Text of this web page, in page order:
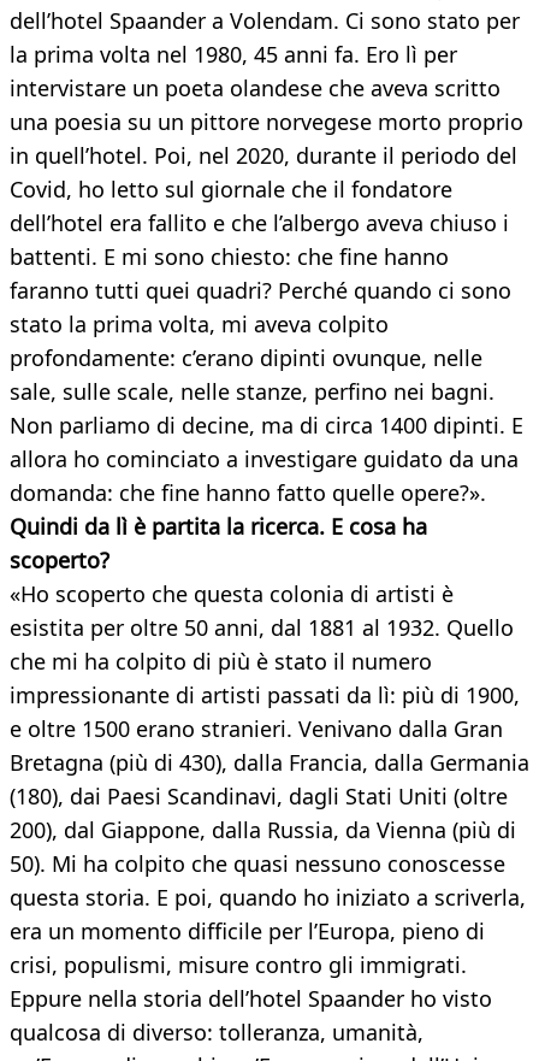
dell’hotel Spaander a Volendam. Ci sono stato per
la prima volta nel 1980, 45 anni fa. Ero lì per
intervistare un poeta olandese che aveva scritto
una poesia su un pittore norvegese morto proprio
in quell’hotel. Poi, nel 2020, durante il periodo del
Covid, ho letto sul giornale che il fondatore
dell’hotel era fallito e che l’albergo aveva chiuso i
battenti. E mi sono chiesto: che fine hanno
faranno tutti quei quadri? Perché quando ci sono
stato la prima volta, mi aveva colpito
profondamente: c’erano dipinti ovunque, nelle
sale, sulle scale, nelle stanze, perfino nei bagni.
Non parliamo di decine, ma di circa 1400 dipinti. E
allora ho cominciato a investigare guidato da una
domanda: che fine hanno fatto quelle opere?».
Quindi da lì è partita la ricerca. E cosa ha
scoperto?
«Ho scoperto che questa colonia di artisti è
esistita per oltre 50 anni, dal 1881 al 1932. Quello
che mi ha colpito di più è stato il numero
impressionante di artisti passati da lì: più di 1900,
e oltre 1500 erano stranieri. Venivano dalla Gran
Bretagna (più di 430), dalla Francia, dalla Germania
(180), dai Paesi Scandinavi, dagli Stati Uniti (oltre
200), dal Giappone, dalla Russia, da Vienna (più di
50). Mi ha colpito che quasi nessuno conoscesse
questa storia. E poi, quando ho iniziato a scriverla,
era un momento difficile per l’Europa, pieno di
crisi, populismi, misure contro gli immigrati.
Eppure nella storia dell’hotel Spaander ho visto
qualcosa di diverso: tolleranza, umanità,